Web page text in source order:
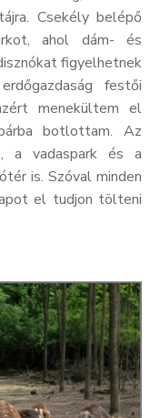
Csekély belépő
ahol dám- és
figyelhetnek
festői
menekültem el
botlottam. Az
a vadaspark és a
is. Szóval minden
el tudjon tölteni